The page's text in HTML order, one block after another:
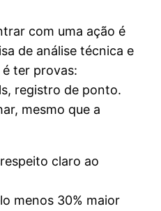
com uma ação é
de análise técnica e
ter provas:
registro de ponto.
mesmo que a
claro ao
menos 30% maior